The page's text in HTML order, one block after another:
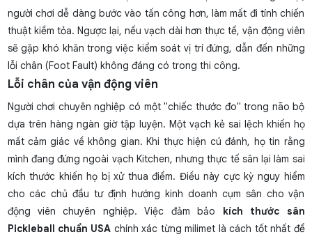
người chơi dễ dàng bước vào tấn công hơn, làm mất đi tính chiến
thuật kiềm tỏa. Ngược lại, nếu vạch dài hơn thực tế, vận động viên
sẽ gặp khó khăn trong việc kiểm soát vị trí đứng, dẫn đến những
lỗi chân (Foot Fault) không đáng có trong thi công.
Lỗi chân của vận động viên
Người chơi chuyên nghiệp có một "chiếc thước đo" trong não bộ
dựa trên hàng ngàn giờ tập luyện. Một vạch kẻ sai lệch khiến họ
mất cảm giác về không gian. Khi thực hiện cú đánh, họ tin rằng
mình đang đứng ngoài vạch Kitchen, nhưng thực tế sân lại làm sai
kích thước khiến họ bị xử thua điểm. Điều này cực kỳ nguy hiểm
cho các chủ đầu tư định hướng kinh doanh cụm sân cho vận
động viên chuyên nghiệp. Việc đảm bảo kích thước sân
Pickleball chuẩn USA chính xác từng milimet là cách tốt nhất để